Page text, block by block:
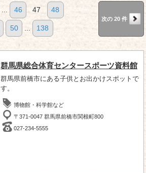
... 46 47 48
50 ... 138
次の 20 件
群馬県総合体育センタースポーツ資料館
群馬県前橋市にある子供とお出かけスポットで
す。
博物館・科学館など
〒371-0047 群馬県前橋市関根町800
027-234-5555